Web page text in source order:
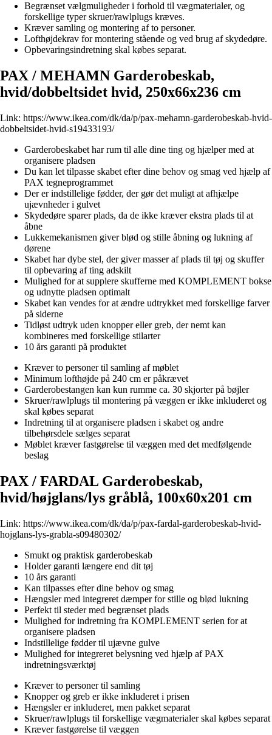
Begrænset vælgmuligheder i forhold til vægmaterialer, og
forskellige typer skruer/rawlplugs kræves.
Kræver samling og montering af to personer.
Lofthøjdekrav for montering stående og ved brug af skydedøre.
Opbevaringsindretning skal købes separat.
PAX / MEHAMN Garderobeskab,
hvid/dobbeltsidet hvid, 250x66x236 cm
Link: https://www.ikea.com/dk/da/p/pax-mehamn-garderobeskab-hvid-
dobbeltsidet-hvid-s19433193/
Garderobeskabet har rum til alle dine ting og hjælper med at
organisere pladsen
Du kan let tilpasse skabet efter dine behov og smag ved hjælp af
PAX tegneprogrammet
Der er indstillelige fødder, der gør det muligt at afhjælpe
ujævnheder i gulvet
Skydedøre sparer plads, da de ikke kræver ekstra plads til at
åbne
Lukkemekanismen giver blød og stille åbning og lukning af
dørene
Skabet har dybe stel, der giver masser af plads til tøj og skuffer
til opbevaring af ting adskilt
Mulighed for at supplere skufferne med KOMPLEMENT bokse
og udnytte pladsen optimalt
Skabet kan vendes for at ændre udtrykket med forskellige farver
på siderne
Tidløst udtryk uden knopper eller greb, der nemt kan
kombineres med forskellige stilarter
10 års garanti på produktet
Kræver to personer til samling af møblet
Minimum lofthøjde på 240 cm er påkrævet
Garderobestangen kan kun rumme ca. 30 skjorter på bøjler
Skruer/rawlplugs til montering på væggen er ikke inkluderet og
skal købes separat
Indretning til at organisere pladsen i skabet og andre
tilbehørsdele sælges separat
Møblet kræver fastgørelse til væggen med det medfølgende
beslag
PAX / FARDAL Garderobeskab,
hvid/højglans/lys gråblå, 100x60x201 cm
Link: https://www.ikea.com/dk/da/p/pax-fardal-garderobeskab-hvid-
hojglans-lys-grabla-s09480302/
Smukt og praktisk garderobeskab
Holder garanti længere end dit tøj
10 års garanti
Kan tilpasses efter dine behov og smag
Hængsler med integreret dæmper for stille og blød lukning
Perfekt til steder med begrænset plads
Mulighed for indretning fra KOMPLEMENT serien for at
organisere pladsen
Indstillelige fødder til ujævne gulve
Mulighed for integreret belysning ved hjælp af PAX
indretningsværktøj
Kræver to personer til samling
Knopper og greb er ikke inkluderet i prisen
Hængsler er inkluderet, men pakket separat
Skruer/rawlplugs til forskellige vægmaterialer skal købes separat
Kræver fastgørelse til væggen